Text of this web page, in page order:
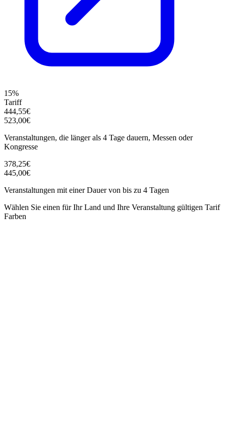
15%
Tariff
444,55€
523,00€
Veranstaltungen, die länger als 4 Tage dauern, Messen oder
Kongresse
378,25€
445,00€
Veranstaltungen mit einer Dauer von bis zu 4 Tagen
Wählen Sie einen für Ihr Land und Ihre Veranstaltung gültigen Tarif
Farben